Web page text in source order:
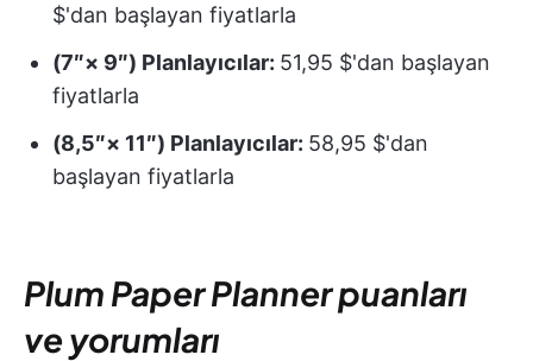
$'dan başlayan fiyatlarla
(7″× 9″) Planlayıcılar: 51,95 $'dan başlayan
fiyatlarla
(8,5″× 11″) Planlayıcılar: 58,95 $'dan
başlayan fiyatlarla
Plum Paper Planner puanları
ve yorumları